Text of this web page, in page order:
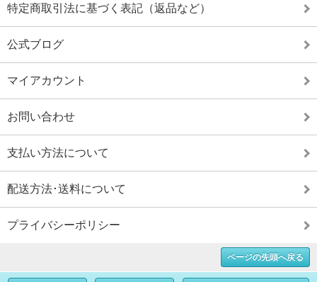
特定商取引法に基づく表記（返品など）
公式ブログ
マイアカウント
お問い合わせ
支払い方法について
配送方法･送料について
プライバシーポリシー
ページの先頭へ戻る